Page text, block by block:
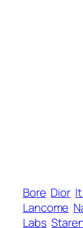
Bore Dior
Lancome
Labs